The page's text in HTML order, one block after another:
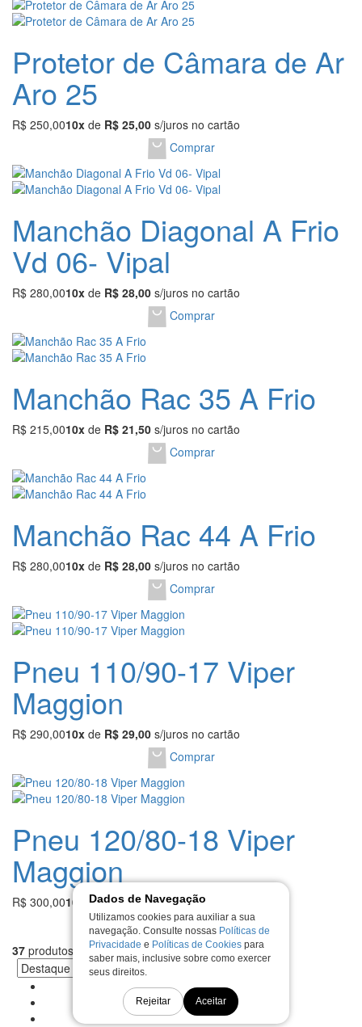
Protetor de Câmara de Ar
Aro 25
R$ 250,0010x de R$ 25,00 s/juros no cartão
Comprar
Manchão Diagonal A Frio
Vd 06- Vipal
R$ 280,0010x de R$ 28,00 s/juros no cartão
Comprar
Manchão Rac 35 A Frio
R$ 215,0010x de R$ 21,50 s/juros no cartão
Comprar
Manchão Rac 44 A Frio
R$ 280,0010x de R$ 28,00 s/juros no cartão
Comprar
Pneu 110/90-17 Viper
Maggion
R$ 290,0010x de R$ 29,00 s/juros no cartão
Comprar
Pneu 120/80-18 Viper
Maggion
R$ 300,0010x deR$ 30,00s/juros no cartão
Comprar
37 produtos
1
2
3
Dados de Navegação
Utilizamos cookies para auxiliar a sua
navegação. Consulte nossas Políticas de
Privacidade e Políticas de Cookiespara
saber mais, inclusive sobre como exercer
seus direitos.
Rejeitar Aceitar